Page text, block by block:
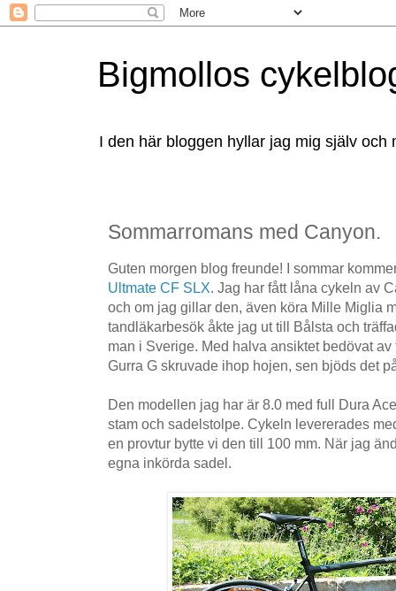
Bigmollos
I den här bloggen hyllar jag mig själv
Sommarromans med Canyon.
Guten morgen blog freunde! I sommar
Ultmate CF SLX. Jag har fått låna cykeln av
och om jag gillar den, även köra Mille Miglia
tandläkarbesök åkte jag ut till Bålsta och
man i Sverige. Med halva ansiktet bedövat
Gurra G skruvade ihop hojen, sen bjöds det
Den modellen jag har är 8.0 med full Dura
stam och sadelstolpe. Cykeln levererades
en provtur bytte vi den till 100 mm. När jag
egna inkörda sadel.